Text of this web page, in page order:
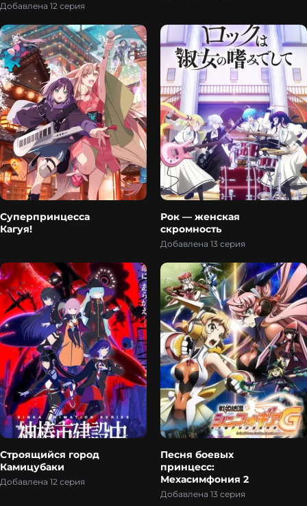
Добавлена 12 серия
Суперпринцесса
Кагуя!
Рок — женская
скромность
Добавлена 13 серия
Строящийся город
Камицубаки
Добавлена 12 серия
Песня боевых
принцесс:
Мехасимфония 2
Добавлена 13 серия